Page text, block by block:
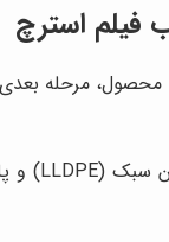
فیلم استرچ
محصول، مرحله